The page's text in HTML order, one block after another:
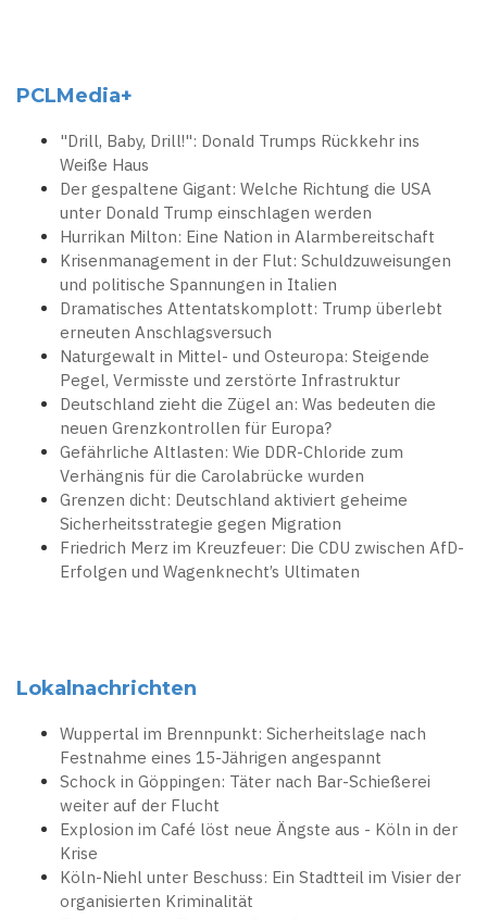
PCLMedia+
"Drill, Baby, Drill!": Donald Trumps Rückkehr ins
Weiße Haus
Der gespaltene Gigant: Welche Richtung die USA
unter Donald Trump einschlagen werden
Hurrikan Milton: Eine Nation in Alarmbereitschaft
Krisenmanagement in der Flut: Schuldzuweisungen
und politische Spannungen in Italien
Dramatisches Attentatskomplott: Trump überlebt
erneuten Anschlagsversuch
Naturgewalt in Mittel- und Osteuropa: Steigende
Pegel, Vermisste und zerstörte Infrastruktur
Deutschland zieht die Zügel an: Was bedeuten die
neuen Grenzkontrollen für Europa?
Gefährliche Altlasten: Wie DDR-Chloride zum
Verhängnis für die Carolabrücke wurden
Grenzen dicht: Deutschland aktiviert geheime
Sicherheitsstrategie gegen Migration
Friedrich Merz im Kreuzfeuer: Die CDU zwischen AfD-
Erfolgen und Wagenknecht’s Ultimaten
Lokalnachrichten
Wuppertal im Brennpunkt: Sicherheitslage nach
Festnahme eines 15-Jährigen angespannt
Schock in Göppingen: Täter nach Bar-Schießerei
weiter auf der Flucht
Explosion im Café löst neue Ängste aus - Köln in der
Krise
Köln-Niehl unter Beschuss: Ein Stadtteil im Visier der
organisierten Kriminalität